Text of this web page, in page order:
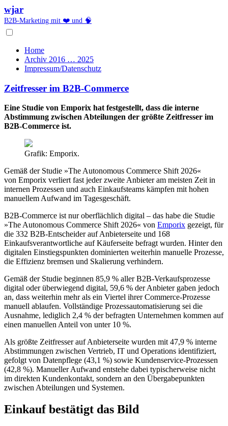
wjar
B2B-Marketing mit ❤️ und 🧠
Home
Archiv 2016 … 2025
Impressum/Datenschutz
Zeitfresser im B2B-Commerce
Eine Studie von Emporix hat festgestellt, dass die interne
Abstimmung zwischen Abteilungen der größte Zeitfresser im
B2B-Commerce ist.
Grafik: Emporix.
Gemäß der Studie »The Autonomous Commerce Shift 2026«
von Emporix verliert fast jeder zweite Anbieter am meisten Zeit in
internen Prozessen und auch Einkaufsteams kämpfen mit hohen
manuellem Aufwand im Tagesgeschäft.
B2B-Commerce ist nur oberflächlich digital – das habe die Studie
»The Autonomous Commerce Shift 2026« von Emporix gezeigt, für
die 332 B2B-Entscheider auf Anbieterseite und 168
Einkaufsverantwortliche auf Käuferseite befragt wurden. Hinter den
digitalen Einstiegspunkten dominierten weiterhin manuelle Prozesse,
die Effizienz bremsen und Skalierung verhindern.
Gemäß der Studie beginnen 85,9 % aller B2B-Verkaufsprozesse
digital oder überwiegend digital, 59,6 % der Anbieter gaben jedoch
an, dass weiterhin mehr als ein Viertel ihrer Commerce-Prozesse
manuell ablaufen. Vollständige Prozessautomatisierung sei die
Ausnahme, lediglich 2,4 % der befragten Unternehmen kommen auf
einen manuellen Anteil von unter 10 %.
Als größte Zeitfresser auf Anbieterseite wurden mit 47,9 % interne
Abstimmungen zwischen Vertrieb, IT und Operations identifiziert,
gefolgt von Datenpflege (43,1 %) sowie Kundenservice-Prozessen
(42,8 %). Manueller Aufwand entstehe dabei typischerweise nicht
im direkten Kundenkontakt, sondern an den Übergabepunkten
zwischen Abteilungen und Systemen.
Einkauf bestätigt das Bild